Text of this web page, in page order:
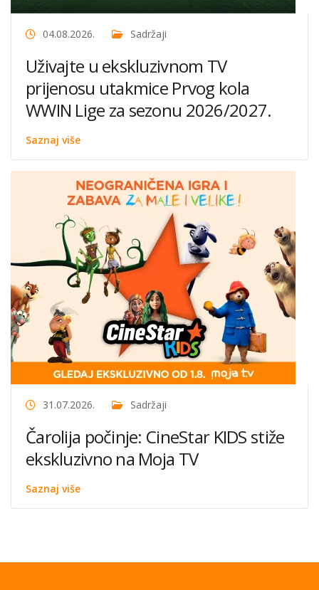
04.08.2026. Sadržaji
Uživajte u ekskluzivnom TV
prijenosu utakmice Prvog kola
WWIN Lige za sezonu 2026/2027.
Saznaj više
31.07.2026. Sadržaji
Čarolija počinje: CineStar KIDS stiže
ekskluzivno na Moja TV
Saznaj više